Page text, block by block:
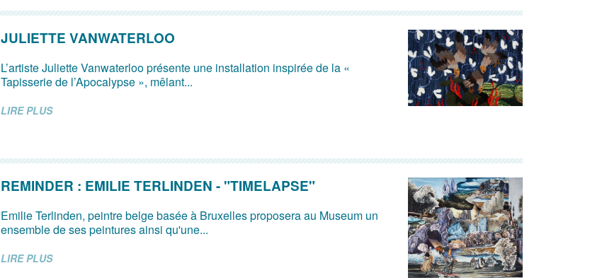
JULIETTE VANWATERLOO
L’artiste Juliette Vanwaterloo présente une installation inspirée de la «
Tapisserie de l’Apocalypse », mêlant...
LIRE PLUS
REMINDER : EMILIE TERLINDEN - "TIMELAPSE"
Emilie Terlinden, peintre belge basée à Bruxelles proposera au Museum un
ensemble de ses peintures ainsi qu'une...
LIRE PLUS